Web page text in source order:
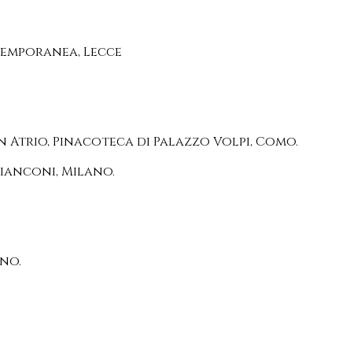
Lecce
Atrio, Pinacoteca di Palazzo Volpi, Como.
Bianconi, Milano.